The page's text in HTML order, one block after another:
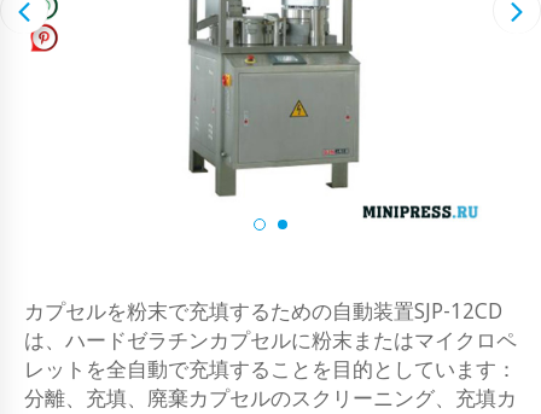
カプセルを粉末で充填するための自動装置SJP-12CD
は、ハードゼラチンカプセルに粉末またはマイクロペ
レットを全自動で充填することを目的としています：
分離、充填、廃棄カプセルのスクリーニング、充填カ